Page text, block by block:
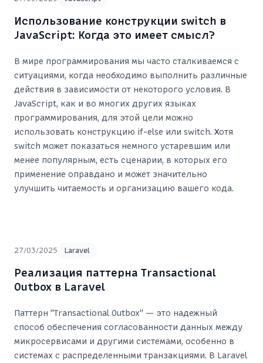
Использование конструкции switch в
JavaScript: Когда это имеет смысл?
В мире программирования мы часто сталкиваемся с
ситуациями, когда необходимо выполнить различные
действия в зависимости от некоторого условия. В
JavaScript, как и во многих других языках
программирования, для этой цели можно
использовать конструкцию if-else или switch. Хотя
switch может показаться немного устаревшим или
менее популярным, есть сценарии, в которых его
применение оправдано и может значительно
улучшить читаемость и организацию вашего кода.
27/03/2025 Laravel
Реализация паттерна Transactional
Outbox в Laravel
Паттерн "Transactional Outbox" — это надежный
способ обеспечения согласованности данных между
микросервисами и другими системами, особенно в
системах с распределенными транзакциями. В Laravel